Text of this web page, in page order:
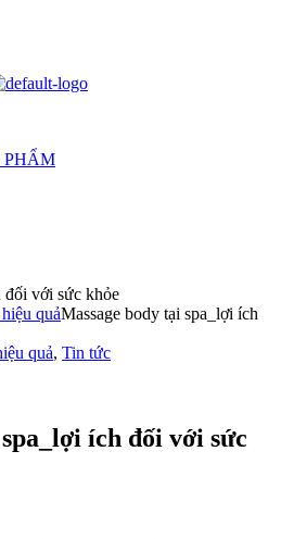
PHẨM
đối với sức khỏe
quảMassage body tại spa_lợi ích
quả, Tin tức
ích đối với sức